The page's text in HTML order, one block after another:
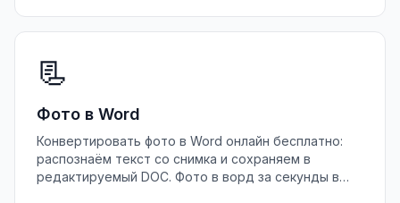
📃
Фото в Word
Конвертировать фото в Word онлайн бесплатно:
распознаём текст со снимка и сохраняем в
редактируемый DOC. Фото в ворд за секунды в